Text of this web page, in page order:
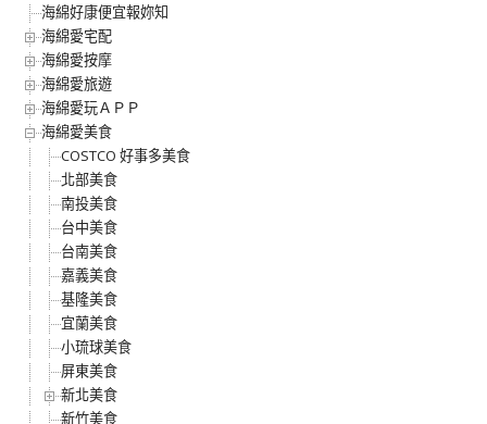
海綿好康便宜報妳知
海綿愛宅配
海綿愛按摩
海綿愛旅遊
海綿愛玩ＡＰＰ
海綿愛美食
COSTCO 好事多美食
北部美食
南投美食
台中美食
台南美食
嘉義美食
基隆美食
宜蘭美食
小琉球美食
屏東美食
新北美食
新竹美食